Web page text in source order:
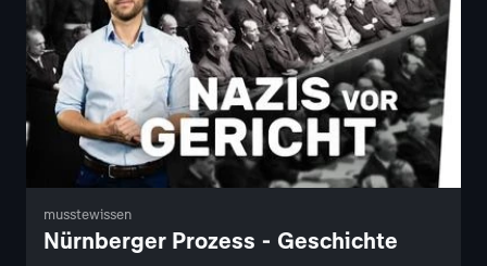
musstewissen
Nürnberger Prozess - Geschichte